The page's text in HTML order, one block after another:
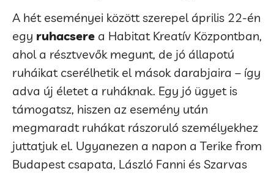
A hét eseményei között szerepel április 22-én
egy ruhacsere a Habitat Kreatív Központban,
ahol a résztvevők megunt, de jó állapotú
ruháikat cserélhetik el mások darabjaira – így
adva új életet a ruháknak. Egy jó ügyet is
támogatsz, hiszen az esemény után
megmaradt ruhákat rászoruló személyekhez
juttatjuk el. Ugyanezen a napon a Terike from
Budapest csapata, László Fanni és Szarvas